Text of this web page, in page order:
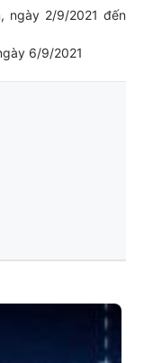
ngày 2/9/2021 đến
6/9/2021